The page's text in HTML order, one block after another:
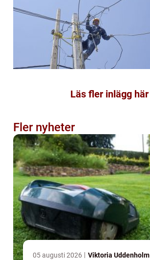
Läs fler inlägg här
Fler nyheter
05 augusti 2026 Viktoria Uddenholm